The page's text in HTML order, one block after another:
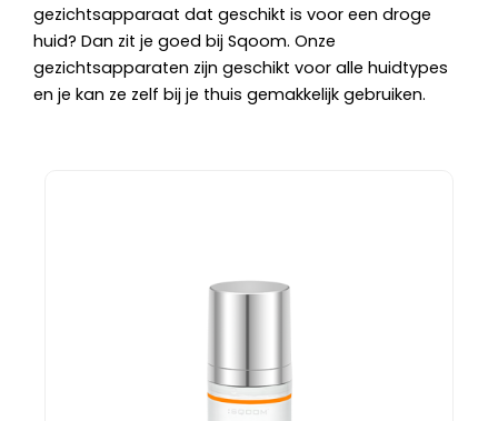
gezichtsapparaat dat geschikt is voor een droge
huid? Dan zit je goed bij Sqoom. Onze
gezichtsapparaten zijn geschikt voor alle huidtypes
en je kan ze zelf bij je thuis gemakkelijk gebruiken.